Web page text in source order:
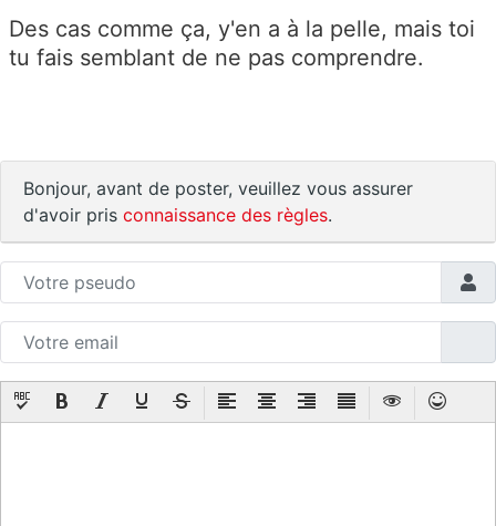
Des cas comme ça, y'en a à la pelle, mais toi
tu fais semblant de ne pas comprendre.
Bonjour, avant de poster, veuillez vous assurer
d'avoir pris connaissance des règles.